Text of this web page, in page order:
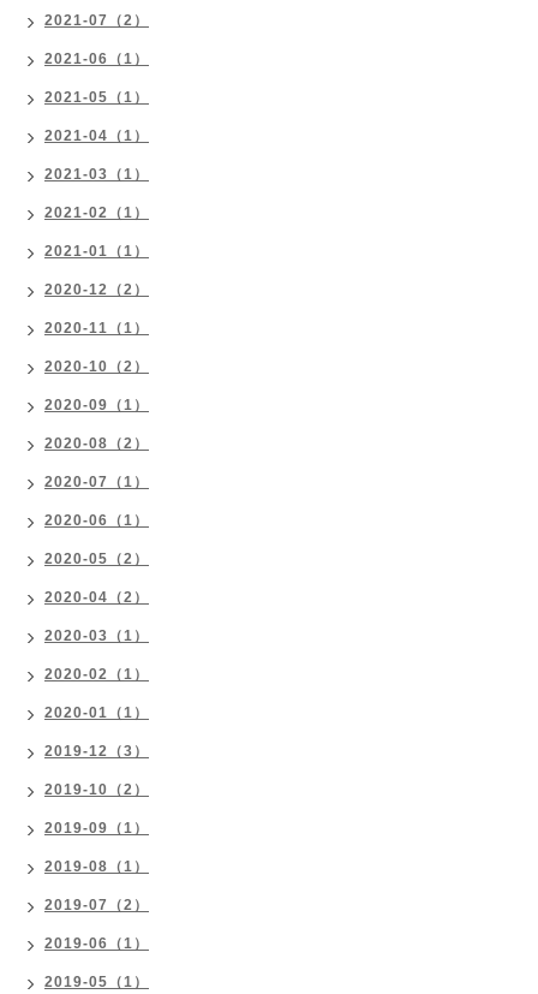
2021-07（2）
2021-06（1）
2021-05（1）
2021-04（1）
2021-03（1）
2021-02（1）
2021-01（1）
2020-12（2）
2020-11（1）
2020-10（2）
2020-09（1）
2020-08（2）
2020-07（1）
2020-06（1）
2020-05（2）
2020-04（2）
2020-03（1）
2020-02（1）
2020-01（1）
2019-12（3）
2019-10（2）
2019-09（1）
2019-08（1）
2019-07（2）
2019-06（1）
2019-05（1）